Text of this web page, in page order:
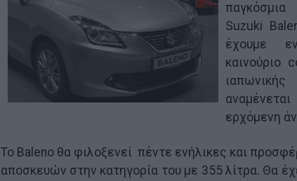
Suzuki
έχουμε
καινούριο
ερχόμενη
Το Baleno θα φιλοξενεί πέντε ενήλικες και
αποσκευών στην κατηγορία του με 355 λίτρα. Θα